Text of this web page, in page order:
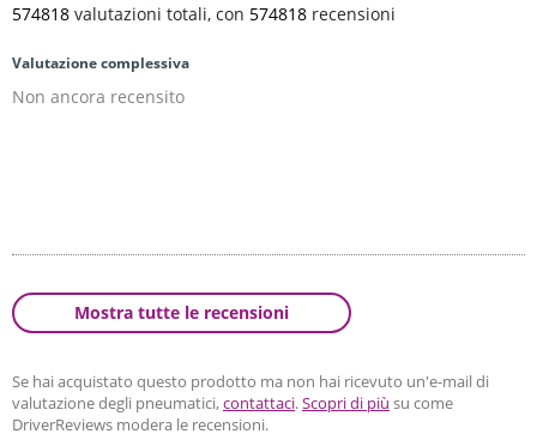
574818 valutazioni totali, con 574818 recensioni
Valutazione complessiva
Non ancora recensito
Mostra tutte le recensioni
Se hai acquistato questo prodotto ma non hai ricevuto un'e-mail di
valutazione degli pneumatici,contattaci.Scopri di più su come
DriverReviews modera le recensioni.